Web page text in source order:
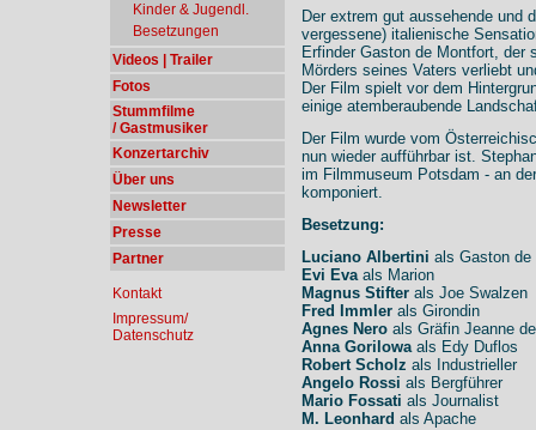
Kinder & Jugendl.
Besetzungen
Videos | Trailer
Fotos
Stummfilme
/ Gastmusiker
Konzertarchiv
Über uns
Newsletter
Presse
Partner
Kontakt
Impressum/
Datenschutz
Der extrem gut aussehende und
vergessene) italienische
Erfinder Gaston de Montfort, der
Mörders seines Vaters verliebt
Der Film spielt vor dem
einige atemberaubende
Der Film wurde vom
nun wieder aufführbar ist.
im Filmmuseum Potsdam - an
komponiert.
Besetzung:
Luciano Albertini als Gaston de
Evi Evaals Marion
Magnus Stifter als Joe Swalzen
Fred Immler als Girondin
Agnes Nero als Gräfin Jeanne
Anna Gorilowaals Edy Duflos
Robert Scholz als Industrieller
Angelo Rossi als Bergführer
Mario Fossati als Journalist
M. Leonhard als Apache